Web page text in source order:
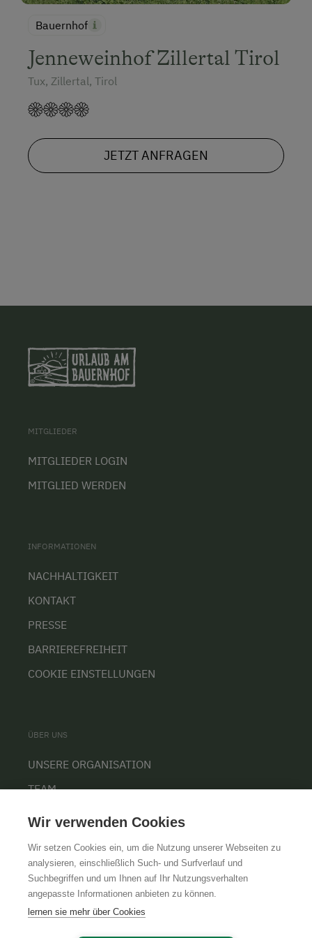
Bauernhof
Jenneweinhof Zillertal Tirol
Tux, Zillertal, Tirol
JETZT ANFRAGEN
MITGLIEDER
MITGLIEDER LOGIN
MITGLIED WERDEN
INFORMATIONEN
NACHHALTIGKEIT
KONTAKT
PRESSE
BARRIEREFREIHEIT
COOKIE EINSTELLUNGEN
ÜBER UNS
UNSERE ORGANISATION
TEAM
KARRIERE
AGBIMPRESSUMDATENSCHUTZ
Wir verwenden Cookies
Wir setzen Cookies ein, um die Nutzung unserer Webseiten zu
analysieren, einschließlich Such- und Surfverlauf und
Suchbegriffen und um Ihnen auf Ihr Nutzungsverhalten
angepasste Informationen anbieten zu können.
lernen sie mehr über Cookies